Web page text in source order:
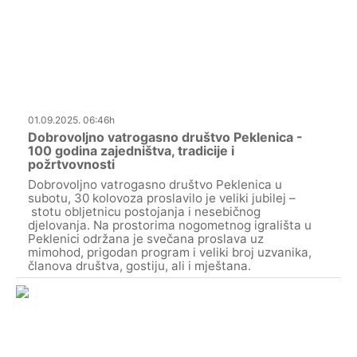
01.09.2025. 06:46h
Dobrovoljno vatrogasno društvo Peklenica -
100 godina zajedništva, tradicije i
požrtvovnosti
Dobrovoljno vatrogasno društvo Peklenica u
subotu, 30 kolovoza proslavilo je veliki jubilej –
stotu obljetnicu postojanja i nesebičnog
djelovanja. Na prostorima nogometnog igrališta u
Peklenici održana je svečana proslava uz
mimohod, prigodan program i veliki broj uzvanika,
članova društva, gostiju, ali i mještana.